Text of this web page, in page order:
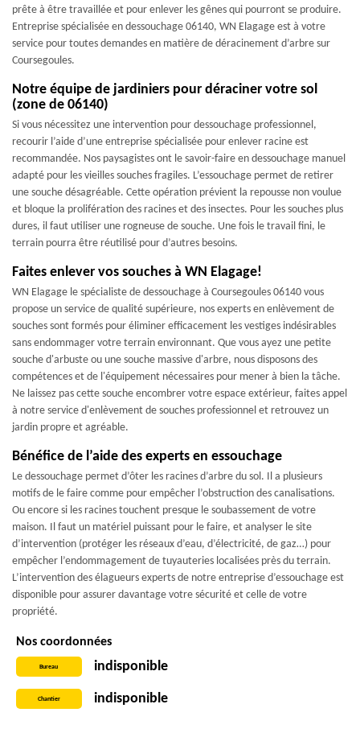
prête à être travaillée et pour enlever les gênes qui pourront se produire.
Entreprise spécialisée en dessouchage 06140, WN Elagage est à votre
service pour toutes demandes en matière de déracinement d’arbre sur
Coursegoules.
Notre équipe de jardiniers pour déraciner votre sol
(zone de 06140)
Si vous nécessitez une intervention pour dessouchage professionnel,
recourir l’aide d’une entreprise spécialisée pour enlever racine est
recommandée. Nos paysagistes ont le savoir-faire en dessouchage manuel
adapté pour les vieilles souches fragiles. L’essouchage permet de retirer
une souche désagréable. Cette opération prévient la repousse non voulue
et bloque la prolifération des racines et des insectes. Pour les souches plus
dures, il faut utiliser une rogneuse de souche. Une fois le travail fini, le
terrain pourra être réutilisé pour d’autres besoins.
Faites enlever vos souches à WN Elagage!
WN Elagage le spécialiste de dessouchage à Coursegoules 06140 vous
propose un service de qualité supérieure, nos experts en enlèvement de
souches sont formés pour éliminer efficacement les vestiges indésirables
sans endommager votre terrain environnant. Que vous ayez une petite
souche d'arbuste ou une souche massive d'arbre, nous disposons des
compétences et de l'équipement nécessaires pour mener à bien la tâche.
Ne laissez pas cette souche encombrer votre espace extérieur, faites appel
à notre service d'enlèvement de souches professionnel et retrouvez un
jardin propre et agréable.
Bénéfice de l’aide des experts en essouchage
Le dessouchage permet d’ôter les racines d’arbre du sol. Il a plusieurs
motifs de le faire comme pour empêcher l’obstruction des canalisations.
Ou encore si les racines touchent presque le soubassement de votre
maison. Il faut un matériel puissant pour le faire, et analyser le site
d’intervention (protéger les réseaux d’eau, d’électricité, de gaz…) pour
empêcher l’endommagement de tuyauteries localisées près du terrain.
L’intervention des élagueurs experts de notre entreprise d’essouchage est
disponible pour assurer davantage votre sécurité et celle de votre
propriété.
Nos coordonnées
Bureau indisponible
Chantier indisponible